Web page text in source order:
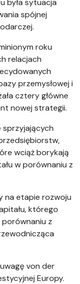
była sytuacja
spójnej
roku
relacjach
przemysłowej i
cztery główne
nowej strategii.
sprzyjających
wciąż borykają
w porównaniu z
na etapie rozwoju
którego
z
von der
Europy.